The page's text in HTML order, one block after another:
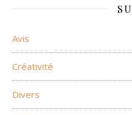
Avis
Créativité
Divers